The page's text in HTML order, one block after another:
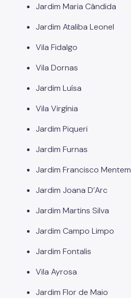
Jardim Maria Cândida
Jardim Ataliba Leonel
Vila Fidalgo
Vila Dornas
Jardim Luísa
Vila Virgínia
Jardim Piqueri
Jardim Furnas
Jardim Francisco Mentem
Jardim Joana D’Arc
Jardim Martins Silva
Jardim Campo Limpo
Jardim Fontalis
Vila Ayrosa
Jardim Flor de Maio